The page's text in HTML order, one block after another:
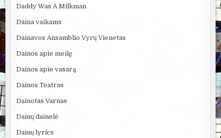
Daddy Was A Milkman
Daina vaikams
Dainavos Ansamblio Vyrų Vienetas
Dainos apie meilę
Dainos apie vasarą
Dainos Teatras
Dainotas Varnas
Dainų dainelė
Dainų lyrics